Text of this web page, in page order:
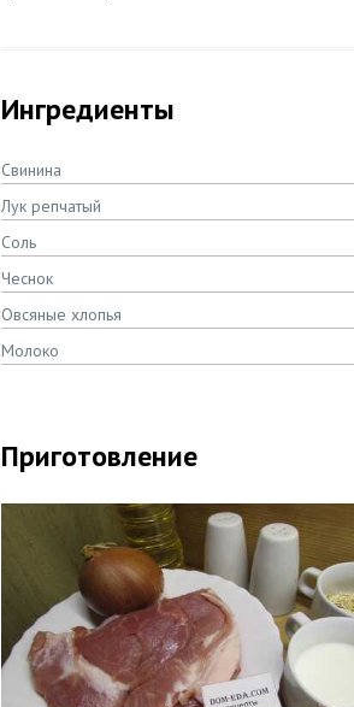
Ингредиенты
Свинина
Лук репчатый
Соль
Чеснок
Овсяные хлопья
Молоко
Приготовление